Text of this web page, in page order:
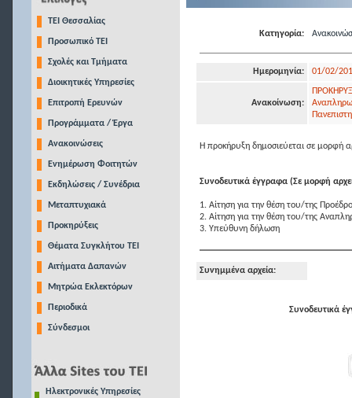
TEI Θεσσαλίας
Προσωπικό ΤΕΙ
Σχολές και Τμήματα
Διοικητικές Υπηρεσίες
Επιτροπή Ερευνών
Προγράμματα / Έργα
Ανακοινώσεις
Ενημέρωση Φοιτητών
Εκδηλώσεις / Συνέδρια
Μεταπτυχιακά
Προκηρύξεις
Θέματα Συγκλήτου ΤΕΙ
Αιτήματα Δαπανών
Μητρώα Εκλεκτόρων
Περιοδικά
Σύνδεσμοι
Ηλεκτρονικές Υπηρεσίες
Κατηγορία:
Ημερομηνία: 01/02/
Ανακοίνωση:
Η προκήρυξη δημοσιεύεται σε μορφή
Συνοδευτικά έγγραφα (Σε μορφή
1. Αίτηση για την θέση του/της
2. Αίτηση για την θέση του/της
3. Υπεύθυνη δήλωση
Συνημμένα αρχεία:
Συνοδευτικά